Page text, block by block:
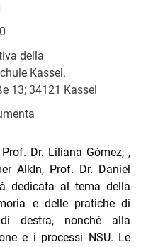
della
Kassel.
13; 34121 Kassel
Dr. Liliana Gómez, ,
AlkIn, Prof. Dr. Daniel
dedicata al tema della
e delle pratiche di
destra, nonché alla
e i processi NSU. Le